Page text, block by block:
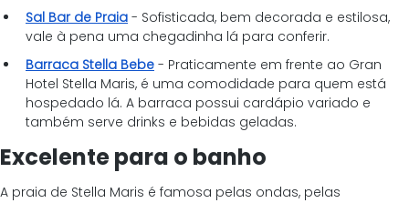
Sal Bar de Praia - Sofisticada, bem decorada e estilosa,
vale à pena uma chegadinha lá para conferir.
Barraca Stella Bebe - Praticamente em frente ao Gran
Hotel Stella Maris, é uma comodidade para quem está
hospedado lá. A barraca possui cardápio variado e
também serve drinks e bebidas geladas.
Excelente para o banho
A praia de Stella Maris é famosa pelas ondas, pelas